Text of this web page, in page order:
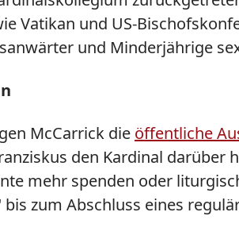
Vatikan und US-
und Minderjährige
McCarrick die öffentliche
den Kardinal
mehr spenden oder
zum Abschluss eines